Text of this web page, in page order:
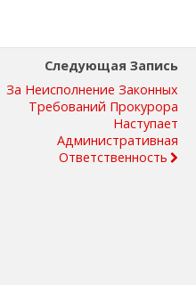
Следующая Запись
За Неисполнение Законных
Требований Прокурора
Наступает
Административная
Ответственность